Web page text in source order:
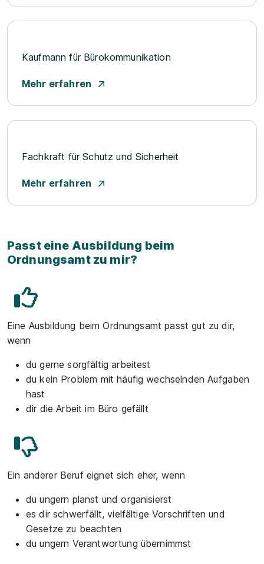
Kaufmann für Bürokommunikation
Mehr erfahren
Fachkraft für Schutz und Sicherheit
Mehr erfahren
Passt eine Ausbildung beim
Ordnungsamt zu mir?
Eine Ausbildung beim Ordnungsamt passt gut zu dir,
wenn
du gerne sorgfältig arbeitest
du kein Problem mit häufig wechselnden Aufgaben
hast
dir die Arbeit im Büro gefällt
Ein anderer Beruf eignet sich eher, wenn
du ungern planst und organisierst
es dir schwerfällt, vielfältige Vorschriften und
Gesetze zu beachten
du ungern Verantwortung übernimmst